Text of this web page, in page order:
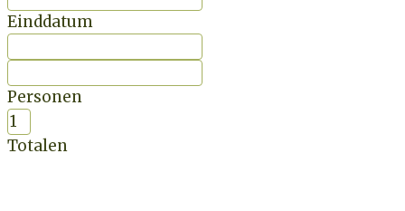
Einddatum
Personen
Totalen